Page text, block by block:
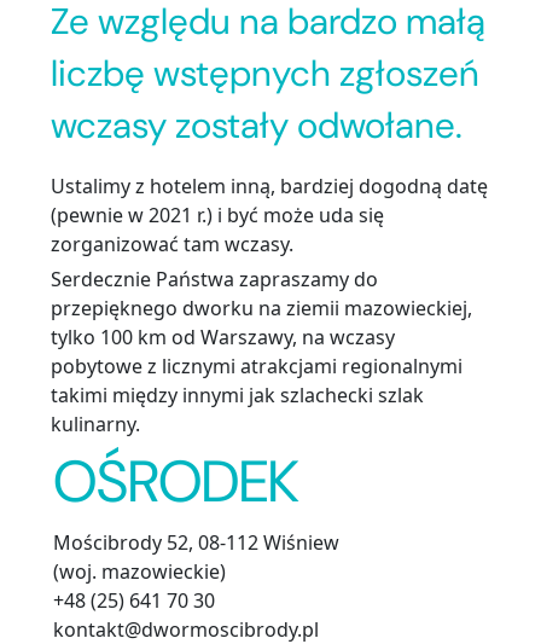
Ze względu na bardzo małą
liczbę wstępnych zgłoszeń
wczasy zostały odwołane.
Ustalimy z hotelem inną, bardziej dogodną datę
(pewnie w 2021 r.) i być może uda się
zorganizować tam wczasy.
Serdecznie Państwa zapraszamy do
przepięknego dworku na ziemii mazowieckiej,
tylko 100 km od Warszawy, na wczasy
pobytowe z licznymi atrakcjami regionalnymi
takimi między innymi jak szlachecki szlak
kulinarny.
OŚRODEK
Mościbrody 52, 08-112 Wiśniew
(woj. mazowieckie)
+48 (25) 641 70 30
kontakt@dwormoscibrody.pl